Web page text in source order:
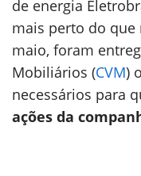
de energia
mais perto do que
maio, foram
Mobiliários (CVM)
necessários para
ações da